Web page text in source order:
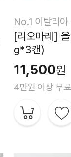
No.1 이탈리아
[리오마레]
g*3캔)
11,500원
4만원 이상 무